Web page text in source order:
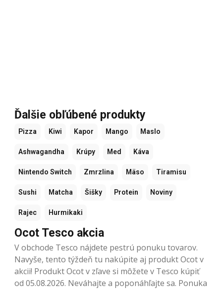
Ďalšie obľúbené produkty
Pizza Kiwi Kapor Mango Maslo
Ashwagandha Krúpy Med Káva
Nintendo Switch Zmrzlina Mäso Tiramisu
Sushi Matcha Šišky Protein Noviny
Rajec Hurmikaki
Ocot Tesco akcia
V obchode Tesco nájdete pestrú ponuku tovarov.
Navyše, tento týždeň tu nakúpite aj produkt Ocot v
akcii! Produkt Ocot v zľave si môžete v Tesco kúpiť
od 05.08.2026. Neváhajte a poponáhľajte sa. Ponuka